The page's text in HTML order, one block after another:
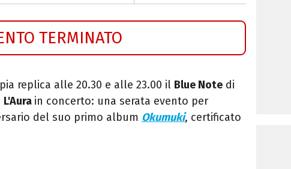
TERMINATO
replica alle 20.30 e alle 23.00 il Blue Note di
L'Aura in concerto: una serata evento per
del suo primo album Okumuki, certificato